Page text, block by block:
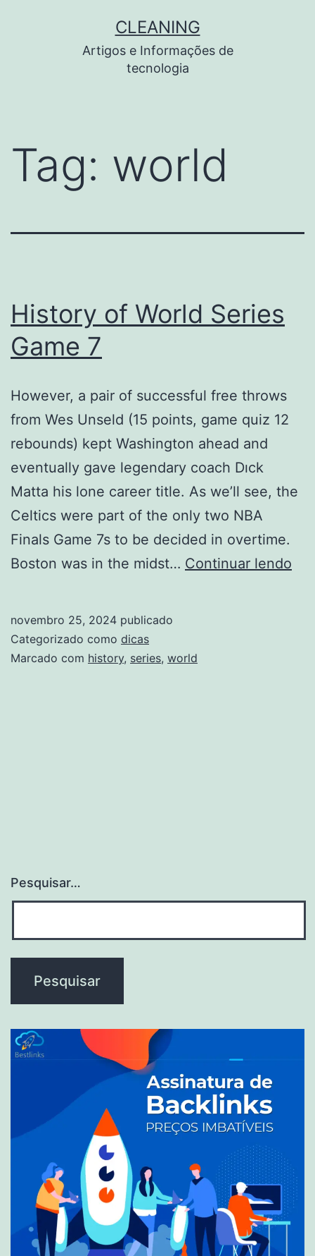
CLEANING
Artigos e Informações de
tecnologia
Tag: world
History of World Series
Game 7
However, a pair of successful free throws
from Wes Unseld (15 points, game quiz 12
rebounds) kept Washington ahead and
eventually gave legendary coach Dıck
Matta his lone career title. As we’ll see, the
Celtics were part of the only two NBA
Finals Game 7s to be decided in overtime.
Boston was in the midst… Continuar lendo
novembro 25, 2024 publicado
Categorizado como dicas
Marcado com history, series, world
Pesquisar…